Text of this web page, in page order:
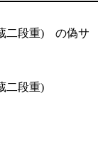
二段重) の偽サ
二段重)